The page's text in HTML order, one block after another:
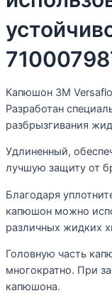
Капюшон 3M
Разработан
разбрызгивания
Удлиненный,
лучшую защиту от
Благодаря
капюшон можно
различных жидких
Головную часть
многократно. При
капюшона.